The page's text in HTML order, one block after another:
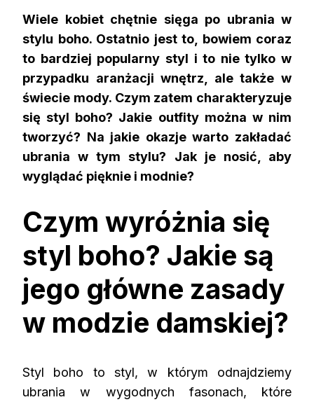
Wiele kobiet chętnie sięga po ubrania w
stylu boho. Ostatnio jest to, bowiem coraz
to bardziej popularny styl i to nie tylko w
przypadku aranżacji wnętrz, ale także w
świecie mody. Czym zatem charakteryzuje
się styl boho? Jakie outfity można w nim
tworzyć? Na jakie okazje warto zakładać
ubrania w tym stylu? Jak je nosić, aby
wyglądać pięknie i modnie?
Czym wyróżnia się
styl boho? Jakie są
jego główne zasady
w modzie damskiej?
Styl boho to styl, w którym odnajdziemy
ubrania w wygodnych fasonach, które